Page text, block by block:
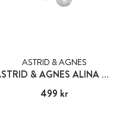
ASTRID & AGNES
ASTRID & AGNES ALINA WIDE
Pris:499 kr
499 kr